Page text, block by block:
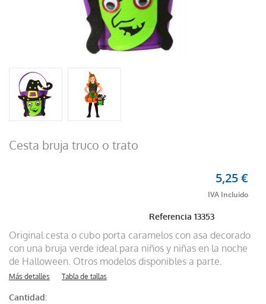
Cesta bruja truco o trato
Referencia13353
5,25 €
Original cesta o cubo porta caramelos con asa decorado
con una bruja verde ideal para niños y niñas en la noche
de Halloween. Otros modelos disponibles a parte.
Más detalles Tabla de tallas
Cantidad: